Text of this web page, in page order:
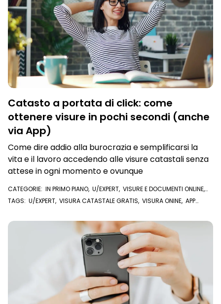
Catasto a portata di click: come
ottenere visure in pochi secondi (anche
via App)
Come dire addio alla burocrazia e semplificarsi la
vita e il lavoro accedendo alle visure catastali senza
attese in ogni momento e ovunque
CATEGORIE: IN PRIMO PIANO, U/EXPERT, VISURE E DOCUMENTI ONLINE,
VISURA CATASTALE,VISURA IPOTECARIA
TAGS: U/EXPERT, VISURA CATASTALE GRATIS, VISURA ONINE, APP